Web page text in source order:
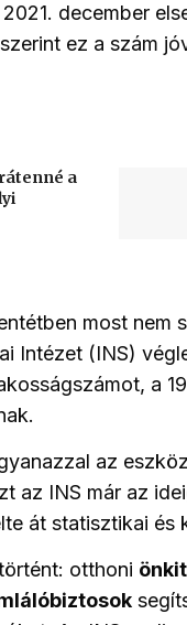
december
ez a szám
a
most
Intézet (INS)
a
az
az INS már az
át statisztikai
otthoni